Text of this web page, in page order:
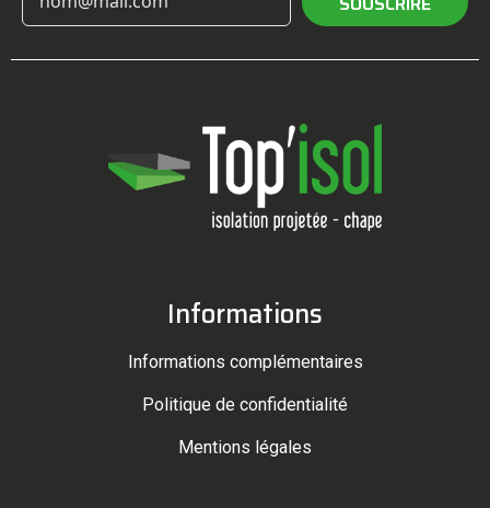
Informations
Informations complémentaires
Politique de confidentialité
Mentions légales